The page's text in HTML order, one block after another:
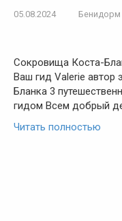
05.08.2024 Бенидорм
Сокровища Коста-
Ваш гид Valerie автор
Бланка 3
гидом Всем добрый
Читать полностью